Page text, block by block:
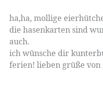
ha,ha, mollige
die hasenkarten sind
auch.
ich wünsche dir
ferien! lieben grüße von